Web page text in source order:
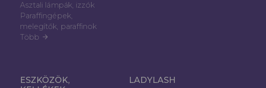
Asztali lámpák, izzók
Paraffingépek,
melegítők, paraffinok
Több arrow_forward
ESZKÖZÖK,
LADYLASH